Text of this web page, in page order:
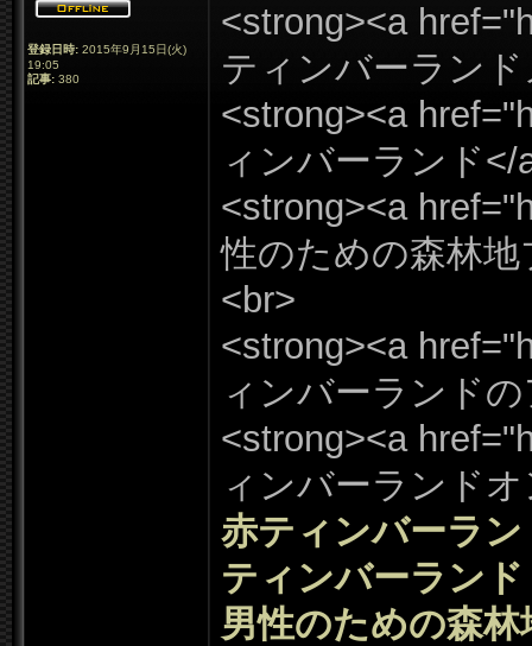
登録日時: 2015年9月15日(火)
19:05
記事: 380
<strong><a href="
ティンバーラン
<strong><a href="
ィンバーランド</
<strong><a href="
性のための森林地
<br>
<strong><a href="
ィンバーランド
<strong><a href="
ィンバーランド
赤ティンバーラ
ティンバーランド
男性のための森林